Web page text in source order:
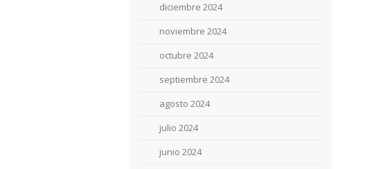
diciembre 2024
noviembre 2024
octubre 2024
septiembre 2024
agosto 2024
julio 2024
junio 2024